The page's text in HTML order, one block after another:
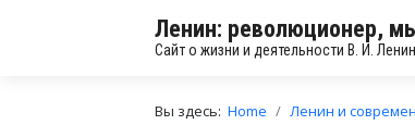
Ленин: революционер,
Сайт о жизни и деятельности В. И.
Вы здесь: Home Ленин и